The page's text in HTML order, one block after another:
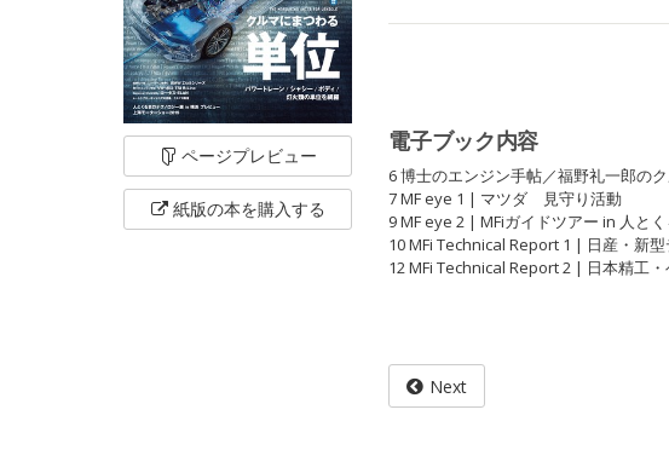
ページプレビュー
紙版の本を購入する
電子ブック内容
6 博士のエンジン手帖／福野礼一郎の
7 MF eye 1 | マツダ 見守り活動
9 MF eye 2 | MFiガイドツアー in 人と
10 MFi Technical Report 1 | 日産・新
12 MFi Technical Report 2 | 日本精工
Next